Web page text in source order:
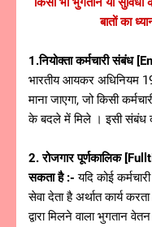
बातों का
1.नियोक्ता कर्मचारी
भारतीय आयकर अधिनियम
माना जाएगा, जो किसी
के बदले में मिले । इसी संबंध
2. रोजगार पूर्णकालिक
सकता है :- यदि कोई
सेवा देता है अर्थात कार्य
द्वारा मिलने वाला भुगतान